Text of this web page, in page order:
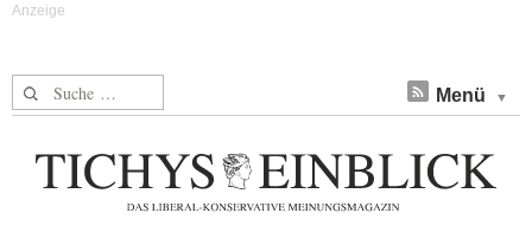
Suche nach: Menü